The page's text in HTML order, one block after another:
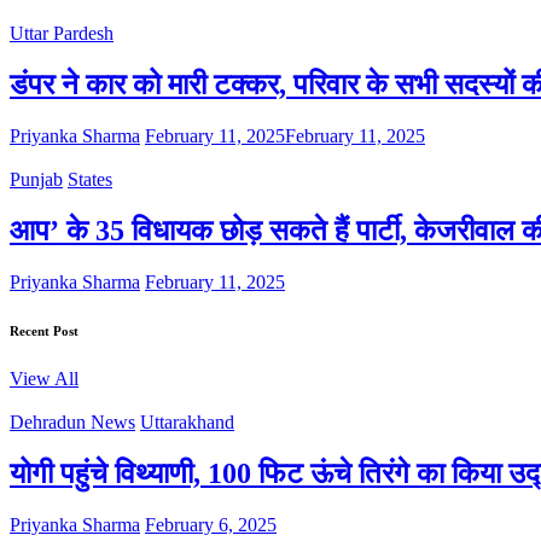
Uttar Pardesh
डंपर ने कार को मारी टक्कर, परिवार के सभी सदस्यों
Priyanka Sharma February 11, 2025February 11, 2025
Punjab States
आप’ के 35 विधायक छोड़ सकते हैं पार्टी, केजरीवाल
Priyanka Sharma February 11, 2025
Recent Post
View All
Dehradun News Uttarakhand
योगी पहुंचे विथ्याणी, 100 फिट ऊंचे तिरंगे का किया
Priyanka Sharma February 6, 2025